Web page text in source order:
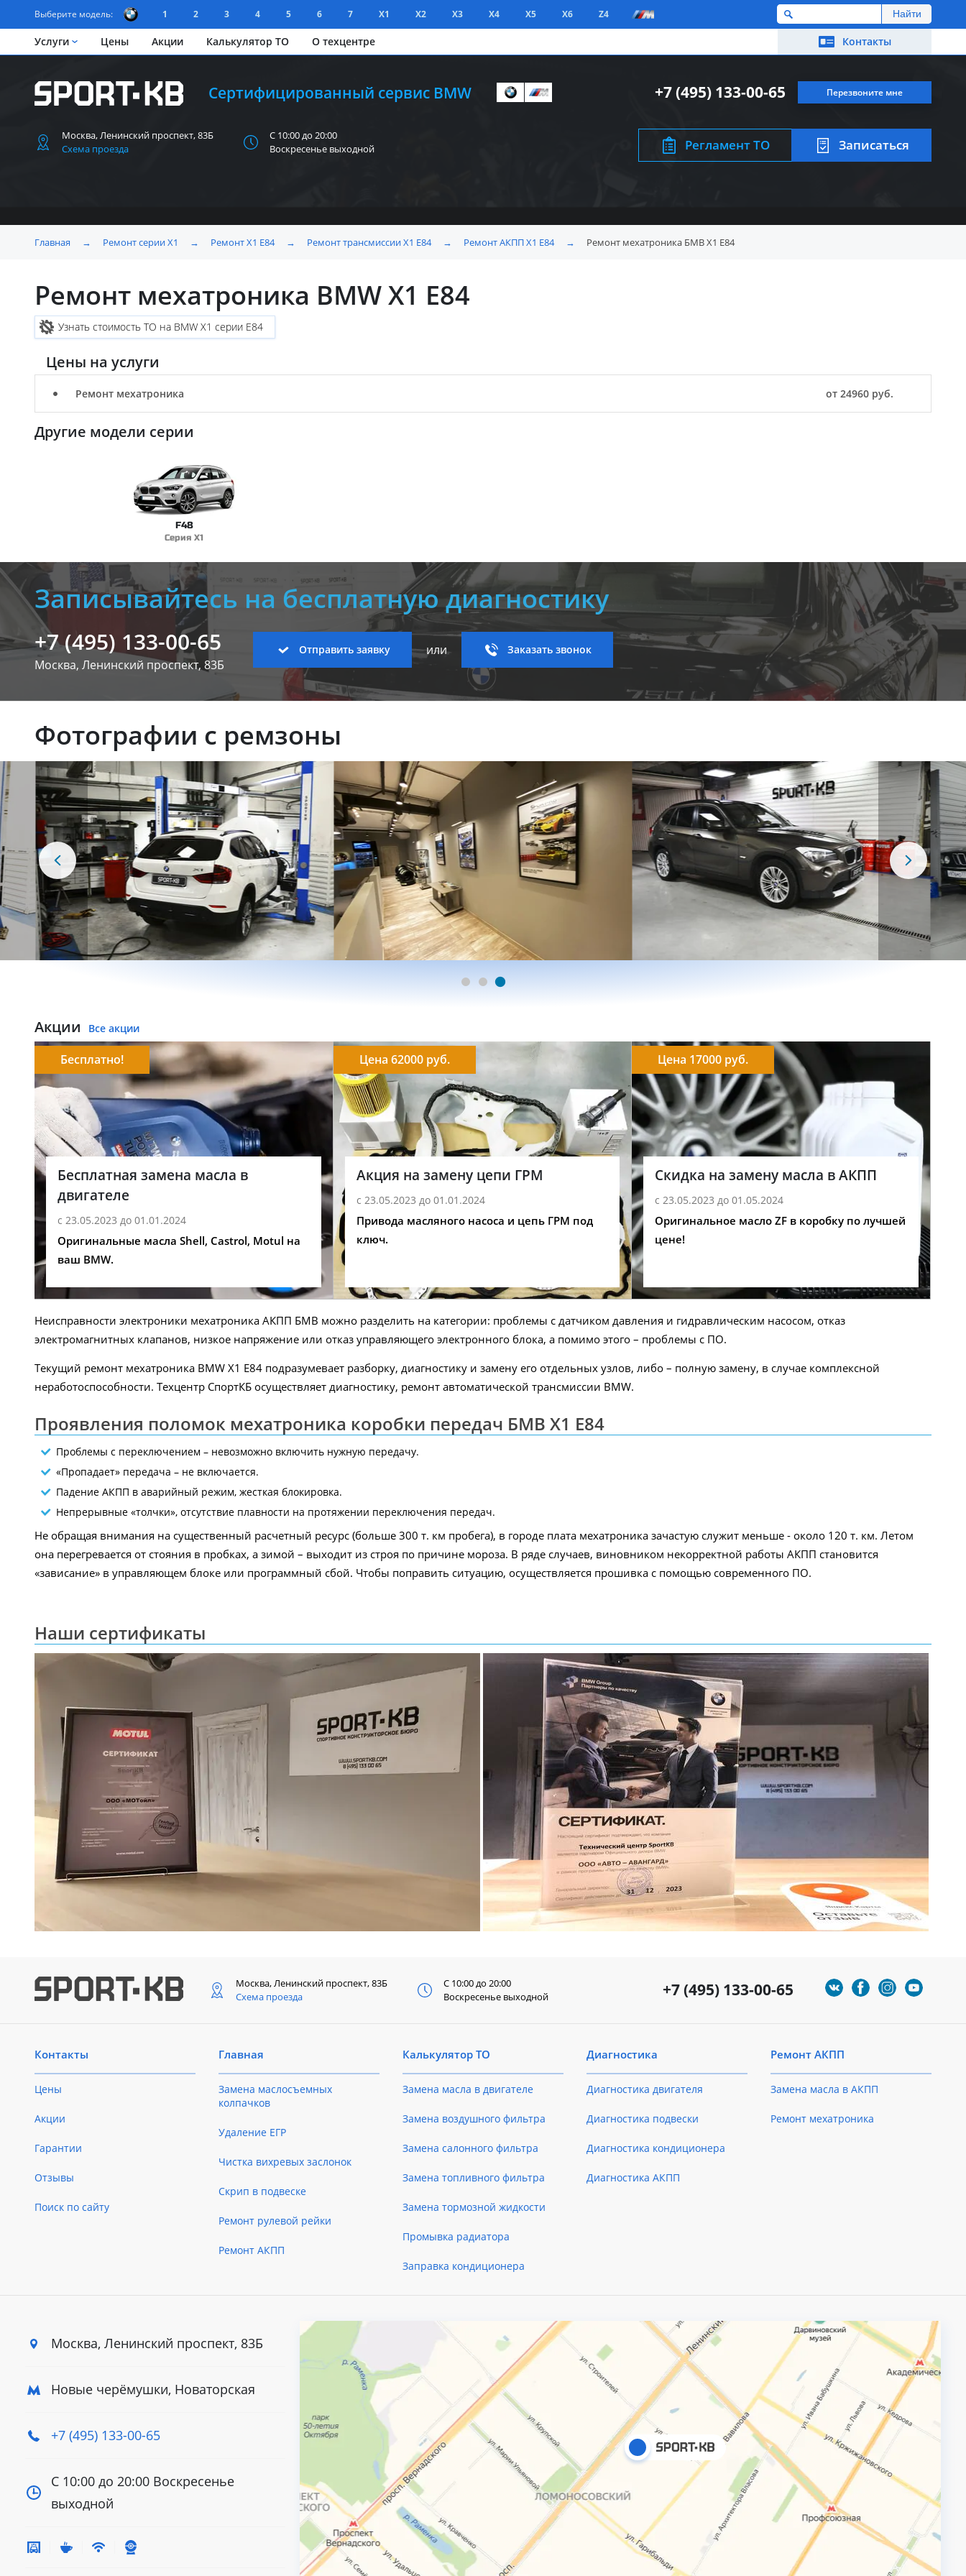
Выберите модель: 1 2 3 4 5 6 7 X1 X2 X3 X4 X5 X6 Z4
Услуги Цены Акции Калькулятор ТО О техцентре Контакты
Сертифицированный сервис BMW Перезвоните мне
+7 (495) 133-00-65
Москва, Ленинский проспект, 83Б
Схема проезда
С 10:00 до 20:00
Воскресенье выходной
Регламент ТО Записаться
Главная → Ремонт серии X1 → Ремонт X1 Е84 → Ремонт трансмиссии X1 E84 → Ремонт АКПП X1 E84 → Ремонт мехатроника БМВ X1 E84
Ремонт мехатроника BMW X1 E84
Узнать стоимость ТО на BMW X1 серии E84
Цены на услуги
Ремонт мехатроника от 24960 руб.
Другие модели серии
F48
Серия X1
Записывайтесь на бесплатную диагностику
+7 (495) 133-00-65
Москва, Ленинский проспект, 83Б
Отправить заявку или Заказать звонок
Фотографии с ремзоны
Акции Все акции
Бесплатная замена масла в
двигателе
с 23.05.2023 до 01.01.2024
Бесплатно!
Оригинальные масла Shell, Castrol, Motul на
ваш BMW.
Акция на замену цепи ГРМ
с 23.05.2023 до 01.01.2024
Цена 62000 руб.
Привода масляного насоса и цепь ГРМ под
ключ.
Скидка на замену масла в АКПП
с 23.05.2023 до 01.05.2024
Цена 17000 руб.
Оригинальное масло ZF в коробку по лучшей
цене!
Неисправности электроники мехатроника АКПП БМВ можно разделить на категории: проблемы с датчиком давления и гидравлическим насосом, отказ
электромагнитных клапанов, низкое напряжение или отказ управляющего электронного блока, а помимо этого – проблемы с ПО.
Текущий ремонт мехатроника BMW X1 E84 подразумевает разборку, диагностику и замену его отдельных узлов, либо – полную замену, в случае комплексной
неработоспособности. Техцентр СпортКБ осуществляет диагностику, ремонт автоматической трансмиссии BMW.
Проявления поломок мехатроника коробки передач БМВ X1 E84
Проблемы с переключением – невозможно включить нужную передачу.
«Пропадает» передача – не включается.
Падение АКПП в аварийный режим, жесткая блокировка.
Непрерывные «толчки», отсутствие плавности на протяжении переключения передач.
Не обращая внимания на существенный расчетный ресурс (больше 300 т. км пробега), в городе плата мехатроника зачастую служит меньше - около 120 т. км. Летом
она перегревается от стояния в пробках, а зимой – выходит из строя по причине мороза. В ряде случаев, виновником некорректной работы АКПП становится
«зависание» в управляющем блоке или программный сбой. Чтобы поправить ситуацию, осуществляется прошивка с помощью современного ПО.
Наши сертификаты
+7 (495) 133-00-65
Москва, Ленинский проспект, 83Б
Схема проезда
С 10:00 до 20:00
Воскресенье выходной
Контакты
Цены
Акции
Гарантии
Отзывы
Поиск по сайту
Главная
Замена маслосъемных
колпачков
Удаление ЕГР
Чистка вихревых заслонок
Скрип в подвеске
Ремонт рулевой рейки
Ремонт АКПП
Калькулятор ТО
Замена масла в двигателе
Замена воздушного фильтра
Замена салонного фильтра
Замена топливного фильтра
Замена тормозной жидкости
Промывка радиатора
Заправка кондиционера
Диагностика
Диагностика двигателя
Диагностика подвески
Диагностика кондиционера
Диагностика АКПП
Ремонт АКПП
Замена масла в АКПП
Ремонт мехатроника
Москва, Ленинский проспект, 83Б
Новые черёмушки, Новаторская
+7 (495) 133-00-65
С 10:00 до 20:00 Воскресенье
выходной